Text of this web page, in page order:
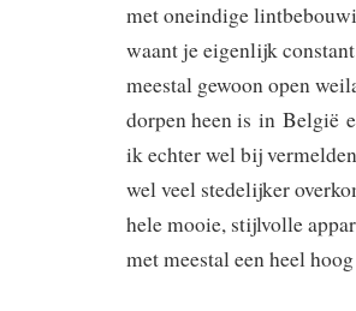
met oneindige
waant je eigenlijk
meestal gewoon open
dorpen heen is in België
ik echter wel bij
wel veel stedelijker
hele mooie, stijlvolle
met meestal een heel